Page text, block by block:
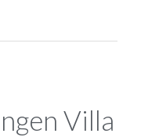
Villa